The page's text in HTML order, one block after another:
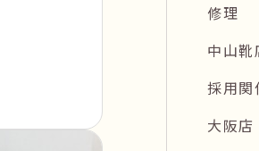
修理
中山靴
採用関
大阪店